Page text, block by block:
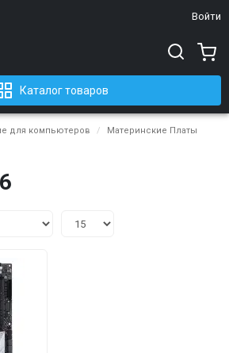
Войти
Каталог товаров
для компьютеров
Материнские Платы